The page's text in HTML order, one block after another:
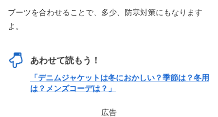
ブーツを合わせることで、多少、防寒対策にもなります
よ。
あわせて読もう！
「デニムジャケットは冬におかしい？季節は？冬用
は？メンズコーデは？」
広告